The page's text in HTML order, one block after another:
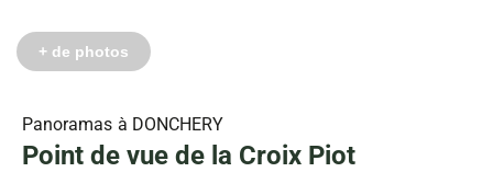
Panoramas à DONCHERY
Point de vue de la Croix Piot
+ de photos